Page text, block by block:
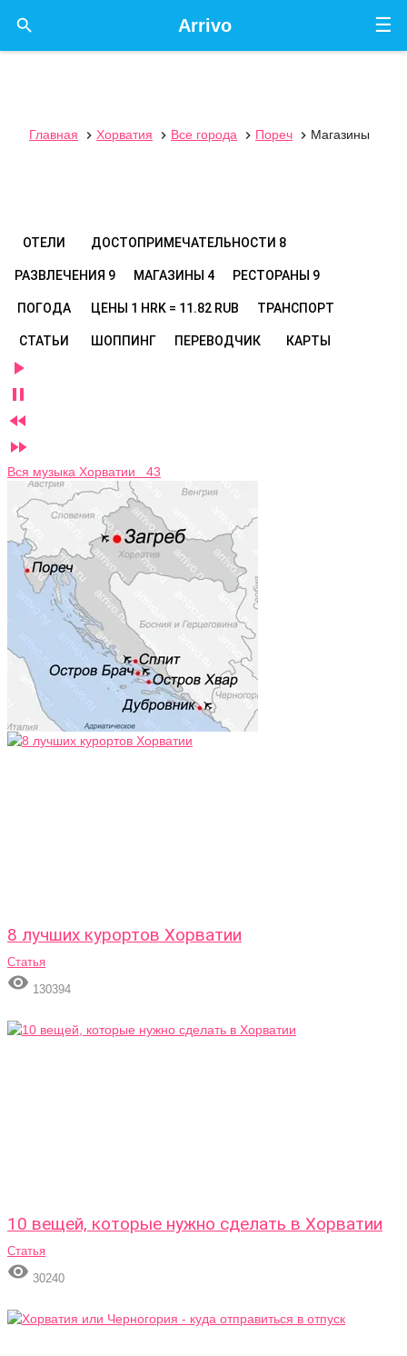
☰
Arrivo

Главная  Хорватия  Все города  Пореч  Магазины
ОТЕЛИ ДОСТОПРИМЕЧАТЕЛЬНОСТИ 8
РАЗВЛЕЧЕНИЯ 9 МАГАЗИНЫ 4 РЕСТОРАНЫ 9
ПОГОДА ЦЕНЫ 1 HRK = 11.82 RUB ТРАНСПОРТ
СТАТЬИ ШОППИНГ ПЕРЕВОДЧИК КАРТЫ




Вся музыка Хорватии 43
8 лучших курортов Хорватии
Статья
 130394
10 вещей, которые нужно сделать в Хорватии
Статья
 30240